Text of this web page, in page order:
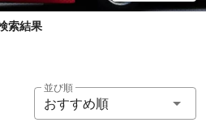
索結果
並び順
おすすめ順